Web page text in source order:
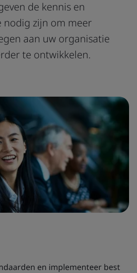
de kennis en
nodig zijn om meer
aan uw organisatie
te ontwikkelen.
en implementeer best